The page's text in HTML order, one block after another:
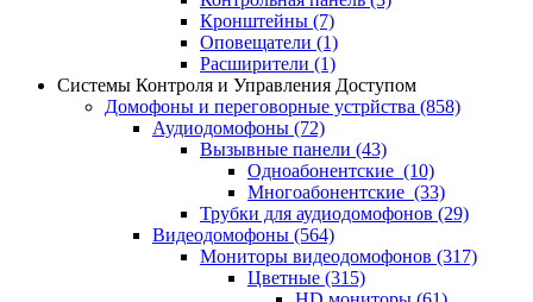
Кронштейны (7)
Оповещатели (1)
Расширители (1)
Системы Контроля и Управления Доступом
Домофоны и переговорные устрйства (858)
Аудиодомофоны (72)
Вызывные панели (43)
Одноабонентские (10)
Многоабонентские (33)
Трубки для аудиодомофонов (29)
Видеодомофоны (564)
Мониторы видеодомофонов (317)
Цветные (315)